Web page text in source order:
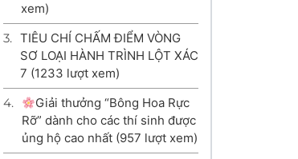
xem)
3. TIÊU CHÍ CHẤM ĐIỂM VÒNG
SƠ LOẠI HÀNH TRÌNH LỘT XÁC
7 (1233 lượt xem)
4.
Giải thưởng “Bông Hoa Rực
Rỡ” dành cho các thí sinh được
ủng hộ cao nhất (957 lượt xem)